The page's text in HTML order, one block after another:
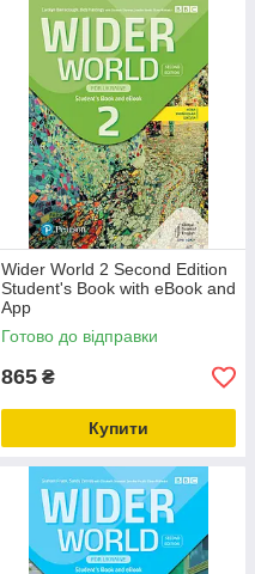
Wider World 2 Second Edition
Student's Book with eBook and
App
Готово до відправки
865 ₴
Купити